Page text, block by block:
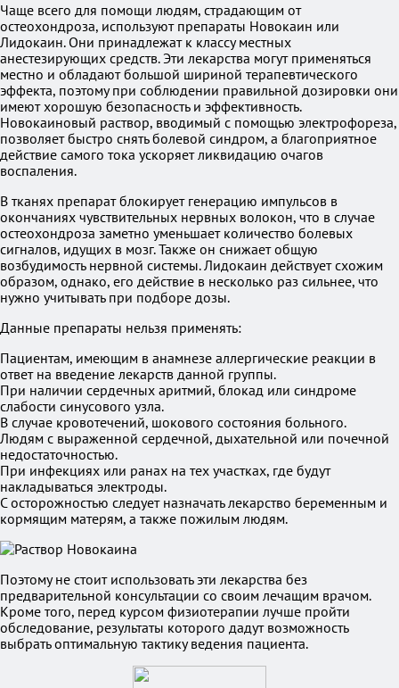
Чаще всего для помощи людям, страдающим от
остеохондроза, используют препараты Hовокаин или
Лидокаин. Они принадлежат к классу местных
анестезирующих средств. Эти лекарства могут применяться
местно и обладают большой шириной терапевтического
эффекта, поэтому при соблюдении правильной дозировки они
имеют хорошую безопасность и эффективность.
Новокаиновый раствор, вводимый с помощью электрофореза,
позволяет быстро снять болевой синдром, а благоприятное
действие самого тока ускоряет ликвидацию очагов
воспаления.
В тканях препарат блокирует генерацию импульсов в
окончаниях чувствительных нервных волокон, что в случае
остеохондроза заметно уменьшает количество болевых
сигналов, идущих в мозг. Также он снижает общую
возбудимость нервной системы. Лидокаин действует схожим
образом, однако, его действие в несколько раз сильнее, что
нужно учитывать при подборе дозы.
Данные препараты нельзя применять:
Пациентам, имеющим в анамнезе аллергические реакции в
ответ на введение лекарств данной группы.
При наличии сердечных аритмий, блокад или синдроме
слабости синусового узла.
В случае кровотечений, шокового состояния больного.
Людям с выраженной сердечной, дыхательной или почечной
недостаточностью.
При инфекциях или ранах на тех участках, где будут
накладываться электроды.
С осторожностью следует назначать лекарство беременным и
кормящим матерям, а также пожилым людям.
Поэтому не стоит использовать эти лекарства без
предварительной консультации со своим лечащим врачом.
Кроме того, перед курсом физиотерапии лучше пройти
обследование, результаты которого дадут возможность
выбрать оптимальную тактику ведения пациента.